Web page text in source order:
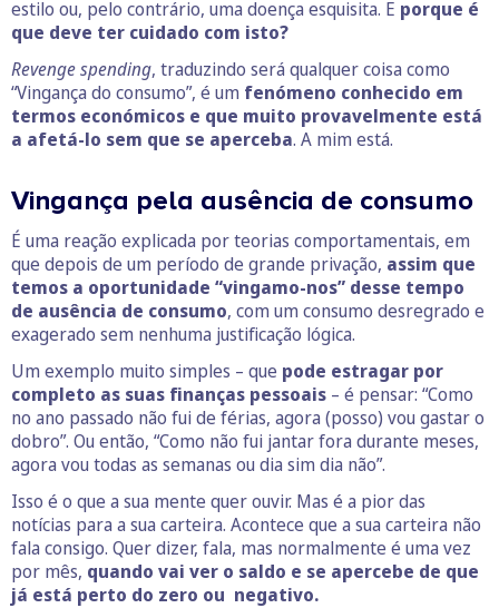
estilo ou, pelo contrário, uma doença esquisita. E porque é
que deve ter cuidado com isto?
Revenge spending, traduzindo será qualquer coisa como
“Vingança do consumo”, é um fenómeno conhecido em
termos económicos e que muito provavelmente está
a afetá-lo sem que se aperceba. A mim está.
Vingança pela ausência de consumo
É uma reação explicada por teorias comportamentais, em
que depois de um período de grande privação, assim que
temos a oportunidade “vingamo-nos” desse tempo
de ausência de consumo, com um consumo desregrado e
exagerado sem nenhuma justificação lógica.
Um exemplo muito simples – que pode estragar por
completo as suas finanças pessoais – é pensar: “Como
no ano passado não fui de férias, agora (posso) vou gastar o
dobro”. Ou então, “Como não fui jantar fora durante meses,
agora vou todas as semanas ou dia sim dia não”.
Isso é o que a sua mente quer ouvir. Mas é a pior das
notícias para a sua carteira. Acontece que a sua carteira não
fala consigo. Quer dizer, fala, mas normalmente é uma vez
por mês, quando vai ver o saldo e se apercebe de que
já está perto do zero ou negativo.